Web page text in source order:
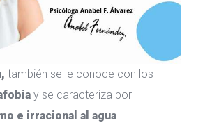
también se le conoce con los
y se caracteriza por
e irracional al agua.